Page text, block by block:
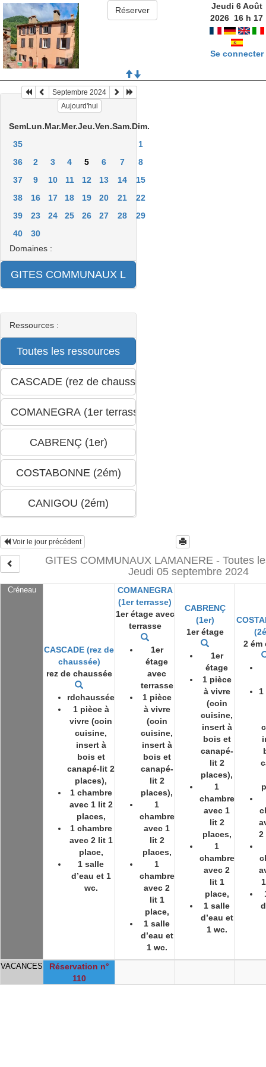
Jeudi 6 Août
2026 16 h 17
Se connecter
Septembre 2024
Aujourd'hui
SemLun.Mar.Mer.Jeu.Ven.Sam.Dim.
35
1
36
2 3 4 5 6 7
8
37
9 10 11 12 13 14
15
38
16 17 18 19 20 21
22
39
23 24 25 26 27 28
29
40
30
Domaines :
Ressources :
Créneau
CASCADE (rez de
chaussée)
rez de chaussée
rdchaussée
1 pièce à
vivre (coin
cuisine,
insert à
bois et
canapé-lit 2
places),
1 chambre
avec 1 lit 2
places,
1 chambre
avec 2 lit 1
place,
1 salle
d’eau et 1
wc.
COMANEGRA
(1er terrasse)
1er étage avec
terrasse
1er
étage
avec
terrasse
1 pièce
à vivre
(coin
cuisine,
insert à
bois et
canapé-
lit 2
places),
1
chambre
avec 1
lit 2
places,
1
chambre
avec 2
lit 1
place,
1 salle
d’eau et
1 wc.
CABRENÇ
(1er)
1er étage
1er
étage
1 pièce
à vivre
(coin
cuisine,
insert à
bois et
canapé-
lit 2
places),
1
chambre
avec 1
lit 2
places,
1
chambre
avec 2
lit 1
place,
1 salle
d’eau et
1 wc.
2 ém
1
2
Voir le jour précédent
GITES COMMUNAUX LAMANERE - Toutes
Jeudi 05 septembre 2024
VACANCES
Réservation n°
110